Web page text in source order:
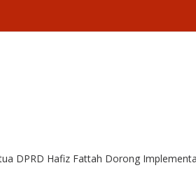
DPRD Hafiz Fattah Dorong